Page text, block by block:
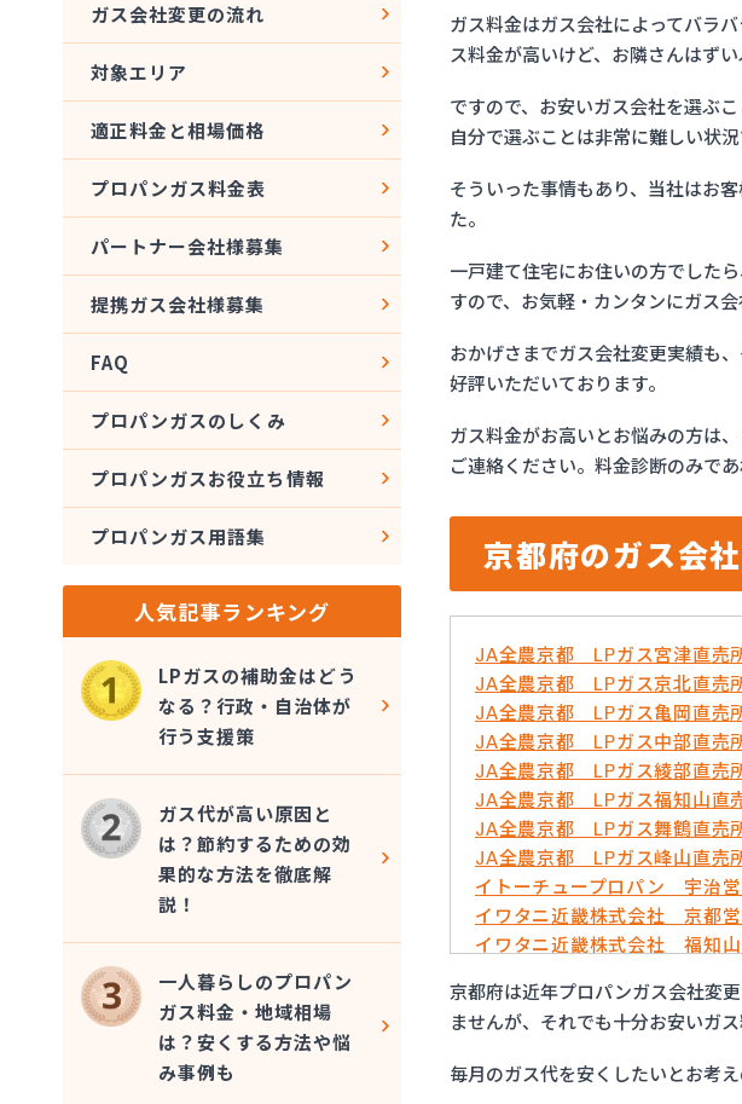
ガス料金はガス会社によってバラ
ス料金が高いけど、お隣さんはず
ですので、お安いガス会社を選ぶ
自分で選ぶことは非常に難しい状況
そういった事情もあり、当社はお
た。
一戸建て住宅にお住いの方でした
すので、お気軽・カンタンにガス会
おかげさまでガス会社変更実績も
好評いただいております。
ガス料金がお高いとお悩みの方は
ご連絡ください。料金診断のみで
京都府のガス会
JA全農京都 LPガス宮津直売
JA全農京都 LPガス京北直売
JA全農京都 LPガス亀岡直売
JA全農京都 LPガス中部直売
JA全農京都 LPガス綾部直売
JA全農京都 LPガス福知山直
JA全農京都 LPガス舞鶴直売
JA全農京都 LPガス峰山直売
イトーチュープロパン 宇治
イワタニ近畿株式会社 京都営
イワタニ近畿株式会社 福知
ミライフ西日本株式会社 京
ヤサカ商事株式会社
ヤサカ商事株式会社 久世営業
ヤサカ商事株式会社 山科営業
京都府は近年プロパンガス会社変
ませんが、それでも十分お安いガ
毎月のガス代を安くしたいとお考
ガス会社変更の流れ
対象エリア
適正料金と相場価格
プロパンガス料金表
パートナー会社様募集
提携ガス会社様募集
FAQ
プロパンガスのしくみ
プロパンガスお役立ち情報
プロパンガス用語集
人気記事ランキング
LPガスの補助金はどう
なる？行政・自治体が
行う支援策
ガス代が高い原因と
は？節約するための効
果的な方法を徹底解
説！
一人暮らしのプロパン
ガス料金・地域相場
は？安くする方法や悩
み事例も